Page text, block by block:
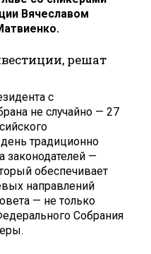
Вячеславом
решат
с
не случайно — 27
традиционно
законодателей —
обеспечивает
направлений
— не только
Собрания